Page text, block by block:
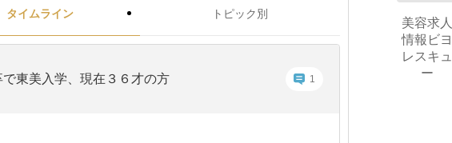
タイムライン トピック別
で東美入学、現在３６才の方 1
美容求人
情報ビヨ
レスキュ
ー